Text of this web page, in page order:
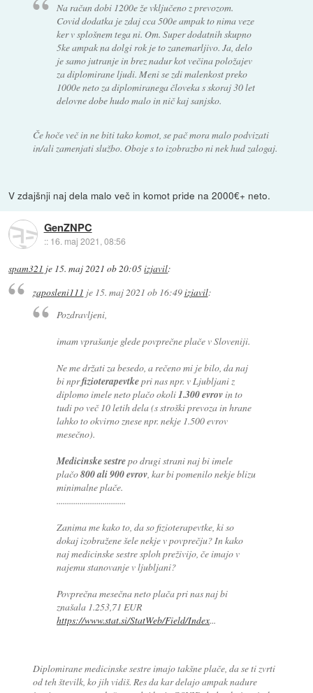
Na račun dobi 1200e že vključeno z prevozom.
Covid dodatka je zdaj cca 500e ampak to nima veze
ker v splošnem tega ni. Om. Super dodatnih skupno
5ke ampak na dolgi rok je to zanemarljivo. Ja, delo
je samo jutranje in brez nadur kot večina položajev
za diplomirane ljudi. Meni se zdi malenkost preko
1000e neto za diplomiranega človeka s skoraj 30 let
delovne dobe hudo malo in nič kaj sanjsko.
Če hoče več in ne biti tako komot, se pač mora malo podvizati
in/ali zamenjati službo. Oboje s to izobrazbo ni nek hud zalogaj.
V zdajšnji naj dela malo več in komot pride na 2000€+ neto.
GenZNPC
:: 16. maj 2021, 08:56
spam321 je 15. maj 2021 ob 20:05izjavil:
zaposleni111 je 15. maj 2021 ob 16:49izjavil:
Pozdravljeni,
imam vprašanje glede povprečne plače v Sloveniji.
Ne me držati za besedo, a rečeno mi je bilo, da naj
bi nprfizioterapevtkepri nas npr. v Ljubljani z
diplomo imele neto plačo okoli1.300 evrovin to
tudi po več 10 letih dela (s stroški prevoza in hrane
lahko to okvirno znese npr. nekje 1.500 evrov
mesečno).
Medicinske sestrepo drugi strani naj bi imele
plačo800 ali 900 evrov, kar bi pomenilo nekje blizu
minimalne plače.
.................................
Zanima me kako to, da so fizioterapevtke, ki so
dokaj izobražene šele nekje v povprečju? In kako
naj medicinske sestre sploh preživijo, če imajo v
najemu stanovanje v ljubljani?
Povprečna mesečna neto plača pri nas naj bi
znašala 1.253,71 EUR
https://www.stat.si/StatWeb/Field/Index...
Diplomirane medicinske sestre imajo takšne plače, da se ti zvrti
od teh številk, ko jih vidiš. Res da kar delajo ampak nadure